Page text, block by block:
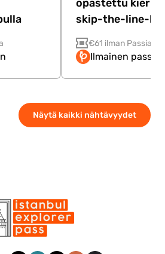
Näytä kaikki nähtävyydet
opastettu
skip-the-line-
€61 ilman Passia
Ilmainen passilla